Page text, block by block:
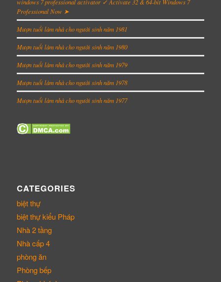
Professional Now ➤
Mượn tuổi làm nhà cho người sinh năm 1981
Mượn tuổi làm nhà cho người sinh năm 1980
Mượn tuổi làm nhà cho người sinh năm 1979
Mượn tuổi làm nhà cho người sinh năm 1978
Mượn tuổi làm nhà cho người sinh năm 1977
CATEGORIES
biệt thự
biệt thự kiểu Pháp
Nhà 2 tầng
Nhà cấp 4
phòng ăn
Phòng bếp